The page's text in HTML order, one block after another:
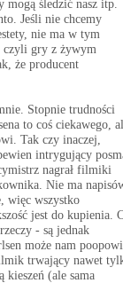
śledzić nasz itp.
Jeśli nie chcemy
nie ma w tym
czyli gry z żywym
że producent
Stopnie trudności
to coś ciekawego,
Tak czy inaczej,
intrygujący
nagrał filmiki
Nie ma
więc wszystko
jest do kupienia.
- są jednak
może nam
trwający nawet
kieszeń (ale sama